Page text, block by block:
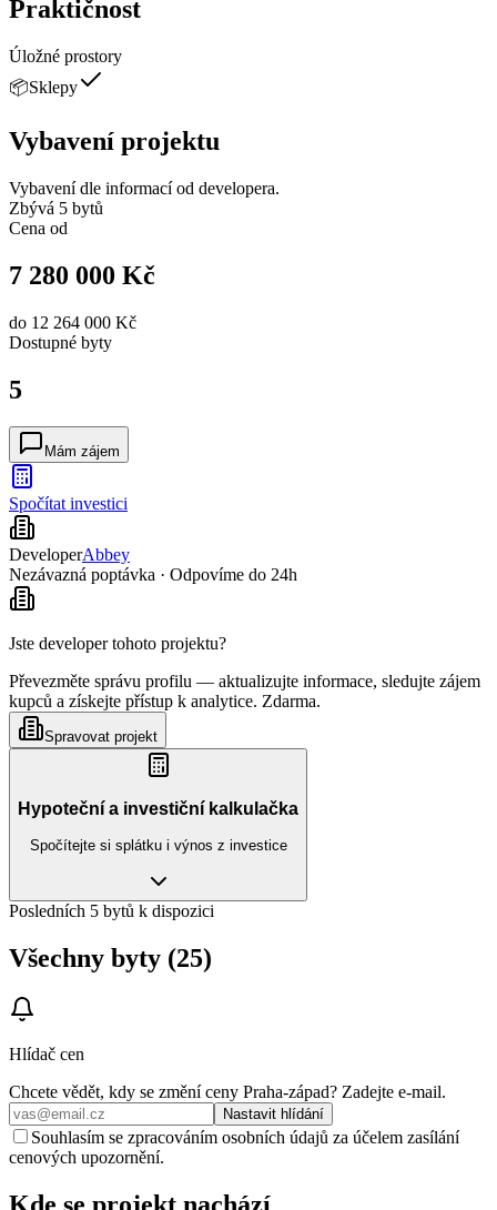
Praktičnost
Úložné prostory
📦Sklepy
Vybavení projektu
Vybavení dle informací od developera.
Zbývá 5 bytů
Cena od
7 280 000 Kč
do 12 264 000 Kč
Dostupné byty
5
Mám zájem
Spočítat investici
DeveloperAbbey
Nezávazná poptávka · Odpovíme do 24h
Jste developer tohoto projektu?
Převezměte správu profilu — aktualizujte informace, sledujte zájem
kupců a získejte přístup k analytice. Zdarma.
Spravovat projekt
Hypoteční a investiční kalkulačka
Spočítejte si splátku i výnos z investice
Posledních 5 bytů k dispozici
Všechny byty (25)
Hlídač cen
Chcete vědět, kdy se změní ceny Praha-západ? Zadejte e‑mail.
Nastavit hlídání
Souhlasím se zpracováním osobních údajů za účelem zasílání
cenových upozornění.
Kde se projekt nachází